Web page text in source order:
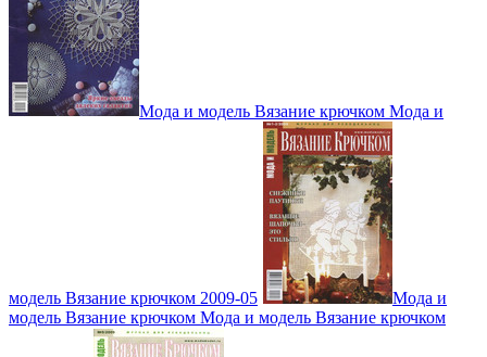
Мода и модель Вязание крючком Мода и
модель Вязание крючком 2009-05
Мода и
модель Вязание крючком Мода и модель Вязание крючком